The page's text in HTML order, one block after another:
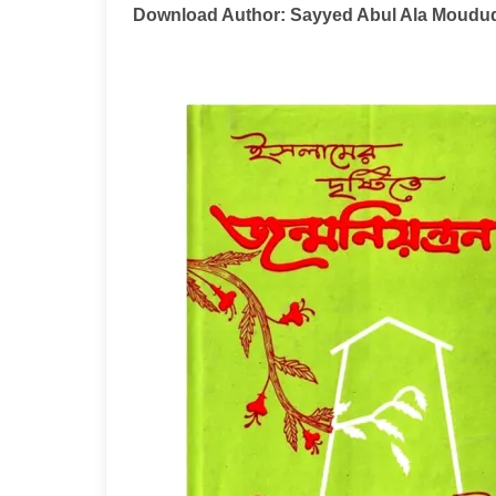
Download Author: Sayyed Abul Ala